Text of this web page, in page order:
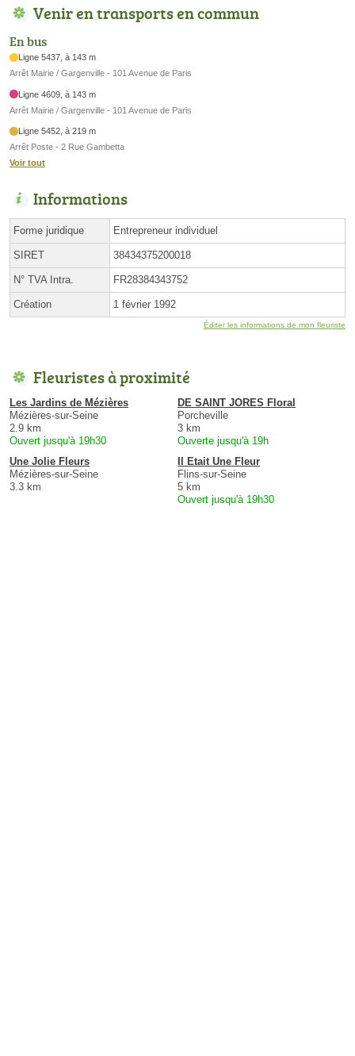
Venir en transports en commun
En bus
Ligne 5437, à 143 m
Arrêt Mairie / Gargenville - 101 Avenue de Paris
Ligne 4609, à 143 m
Arrêt Mairie / Gargenville - 101 Avenue de Paris
Ligne 5452, à 219 m
Arrêt Poste - 2 Rue Gambetta
Voir tout
Informations
Forme juridique Entrepreneur individuel
SIRET 38434375200018
N° TVA Intra. FR28384343752
Création 1 février 1992
Éditer les informations de mon fleuriste
Fleuristes à proximité
Les Jardins de Mézières
Mézières-sur-Seine
2.9 km
Ouvert jusqu'à 19h30
DE SAINT JORES Floral
Porcheville
3 km
Ouverte jusqu'à 19h
Une Jolie Fleurs
Mézières-sur-Seine
3.3 km
Il Etait Une Fleur
Flins-sur-Seine
5 km
Ouvert jusqu'à 19h30